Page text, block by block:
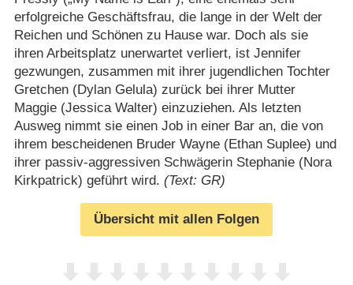
erfolgreiche Geschäftsfrau, die lange in der Welt der
Reichen und Schönen zu Hause war. Doch als sie
ihren Arbeitsplatz unerwartet verliert, ist Jennifer
gezwungen, zusammen mit ihrer jugendlichen Tochter
Gretchen (Dylan Gelula) zurück bei ihrer Mutter
Maggie (Jessica Walter) einzuziehen. Als letzten
Ausweg nimmt sie einen Job in einer Bar an, die von
ihrem bescheidenen Bruder Wayne (Ethan Suplee) und
ihrer passiv-aggressiven Schwägerin Stephanie (Nora
Kirkpatrick) geführt wird. (Text: GR)
Übersicht mit allen Folgen